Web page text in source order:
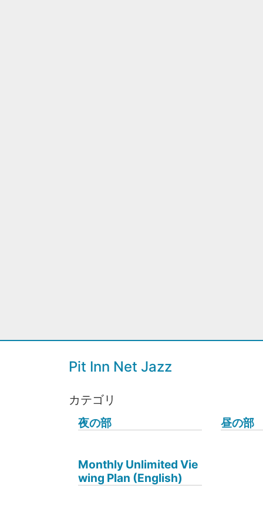
Pit Inn Net Jazz
カテゴリ
夜の部
昼の部
Monthly Unlimited Vie
wing Plan (English)